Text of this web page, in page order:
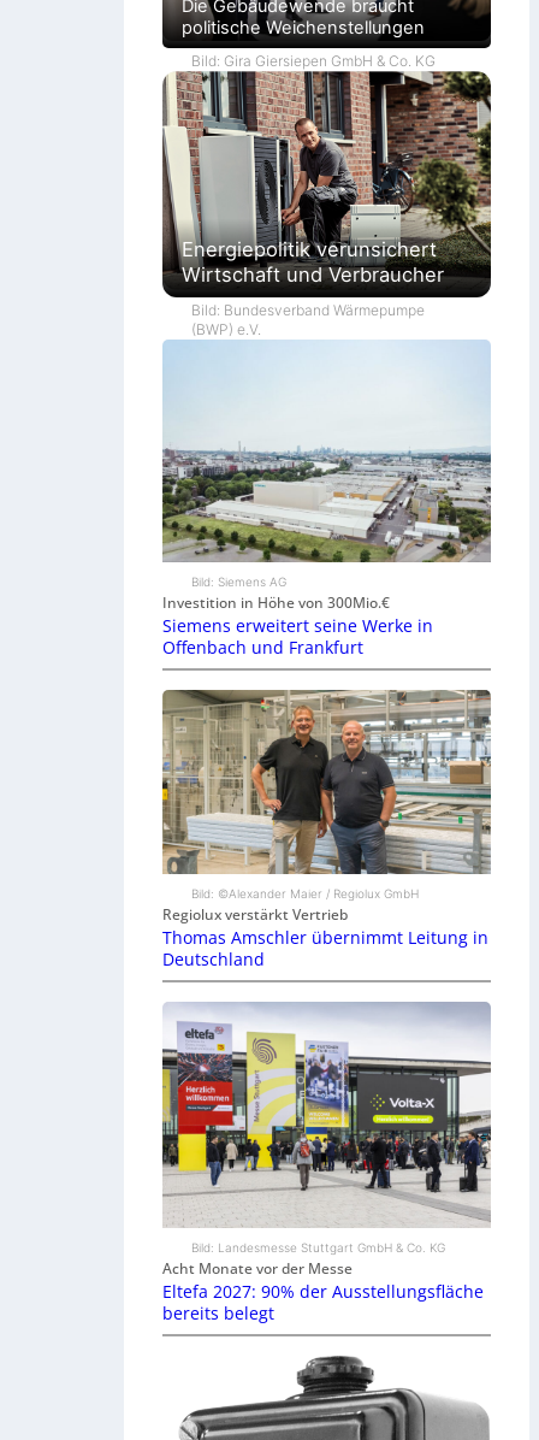
Die Gebäudewende braucht
politische Weichenstellungen
Bild: Gira Giersiepen GmbH & Co. KG
Energiepolitik verunsichert
Wirtschaft und Verbraucher
Bild: Bundesverband Wärmepumpe
(BWP) e.V.
Bild: Siemens AG
Investition in Höhe von 300Mio.€
Siemens erweitert seine Werke in
Offenbach und Frankfurt
Bild: ©Alexander Maier / Regiolux GmbH
Regiolux verstärkt Vertrieb
Thomas Amschler übernimmt Leitung in
Deutschland
Bild: Landesmesse Stuttgart GmbH & Co. KG
Acht Monate vor der Messe
Eltefa 2027: 90% der Ausstellungsfläche
bereits belegt